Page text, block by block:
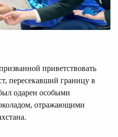
приветствовать
пересекавший границу в
одарен особыми
отражающими